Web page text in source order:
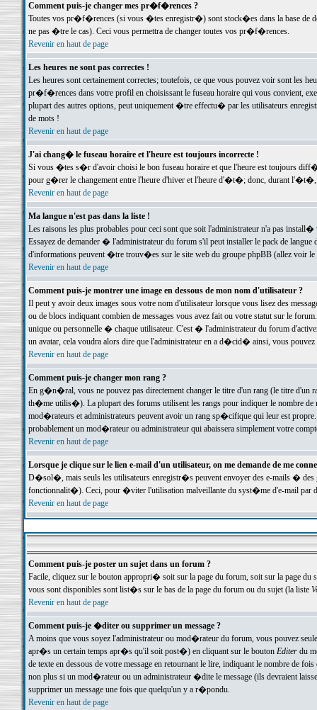
Comment puis-je changer mes pr�f�rences ?
Toutes vos pr�f�rences (si vous �tes enregistr�) sont stock�es dans la base de
ne pas �tre le cas). Ceci vous permettra de changer toutes vos pr�f�rences.
Revenir en haut de page
Les heures ne sont pas correctes !
Les heures sont certainement correctes; toutefois, ce que vous pouvez voir sont
pr�f�rences dans votre profil en choisissant le fuseau horaire qui vous convient,
plupart des autres options, peut uniquement �tre effectu� par les utilisateurs
de mots !
Revenir en haut de page
J'ai chang� le fuseau horaire et l'heure est toujours incorrecte !
Si vous �tes s�r d'avoir choisi le bon fuseau horaire et que l'heure est toujours
pour g�rer le changement entre l'heure d'hiver et l'heure d'�t�; donc, durant
Revenir en haut de page
Ma langue n'est pas dans la liste !
Les raisons les plus probables pour ceci sont que soit l'administrateur n'a pas
Essayez de demander � l'administrateur du forum s'il peut installer le pack de
d'informations peuvent �tre trouv�es sur le site web du groupe phpBB (allez voir le
Revenir en haut de page
Comment puis-je montrer une image en dessous de mon nom d'utilisateur ?
Il peut y avoir deux images sous votre nom d'utilisateur lorsque vous lisez des
ou de blocs indiquant combien de messages vous avez fait ou votre statut sur le
unique ou personnelle � chaque utilisateur. C'est � l'administrateur du forum
un avatar, cela voudra alors dire que l'administrateur en a d�cid� ainsi, vous
Revenir en haut de page
Comment puis-je changer mon rang ?
En g�n�ral, vous ne pouvez pas directement changer le titre d'un rang (le titre d'un
th�me utilis�). La plupart des forums utilisent les rangs pour indiquer le nombre de
mod�rateurs et administrateurs peuvent avoir un rang sp�cifique qui leur est
probablement un mod�rateur ou administrateur qui abaissera simplement votre
Revenir en haut de page
Lorsque je clique sur le lien e-mail d'un utilisateur, on me demande de me
D�sol�, mais seuls les utilisateurs enregistr�s peuvent envoyer des e-mails �
fonctionnalit�). Ceci, pour �viter l'utilisation malveillante du syst�me d'e-mail par
Revenir en haut de page
Comment puis-je poster un sujet dans un forum ?
Facile, cliquez sur le bouton appropri� soit sur la page du forum, soit sur la page du
vous sont disponibles sont list�s sur le bas de la page du forum ou du sujet (la liste
Revenir en haut de page
Comment puis-je �diter ou supprimer un message ?
A moins que vous soyez l'administrateur ou mod�rateur du forum, vous pouvez
apr�s un certain temps apr�s qu'il soit post�) en cliquant sur le bouton Editerdu
de texte en dessous de votre message en retournant le lire, indiquant le nombre
non plus si un mod�rateur ou un administrateur �dite le message (ils devraient
supprimer un message une fois que quelqu'un y a r�pondu.
Revenir en haut de page